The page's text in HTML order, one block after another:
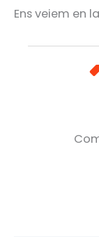
Ens veiem en